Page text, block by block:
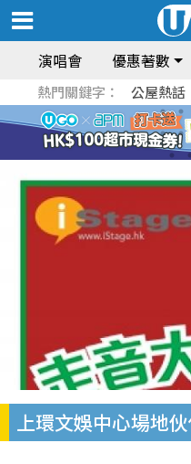
演唱會 優惠著數
熱門關鍵字： 公屋熱話
上環文娛中心場地